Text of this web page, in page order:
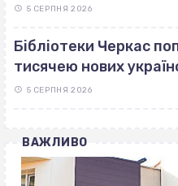
5 СЕРПНЯ 2026
Бібліотеки Черкас
тисячею нових
5 СЕРПНЯ 2026
ВАЖЛИВО